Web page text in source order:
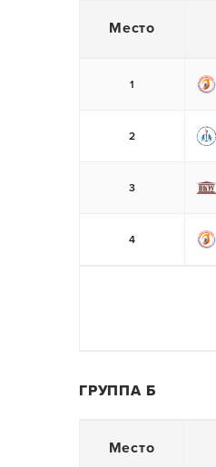
Место
1
2
3
4
ГРУППА Б
Место